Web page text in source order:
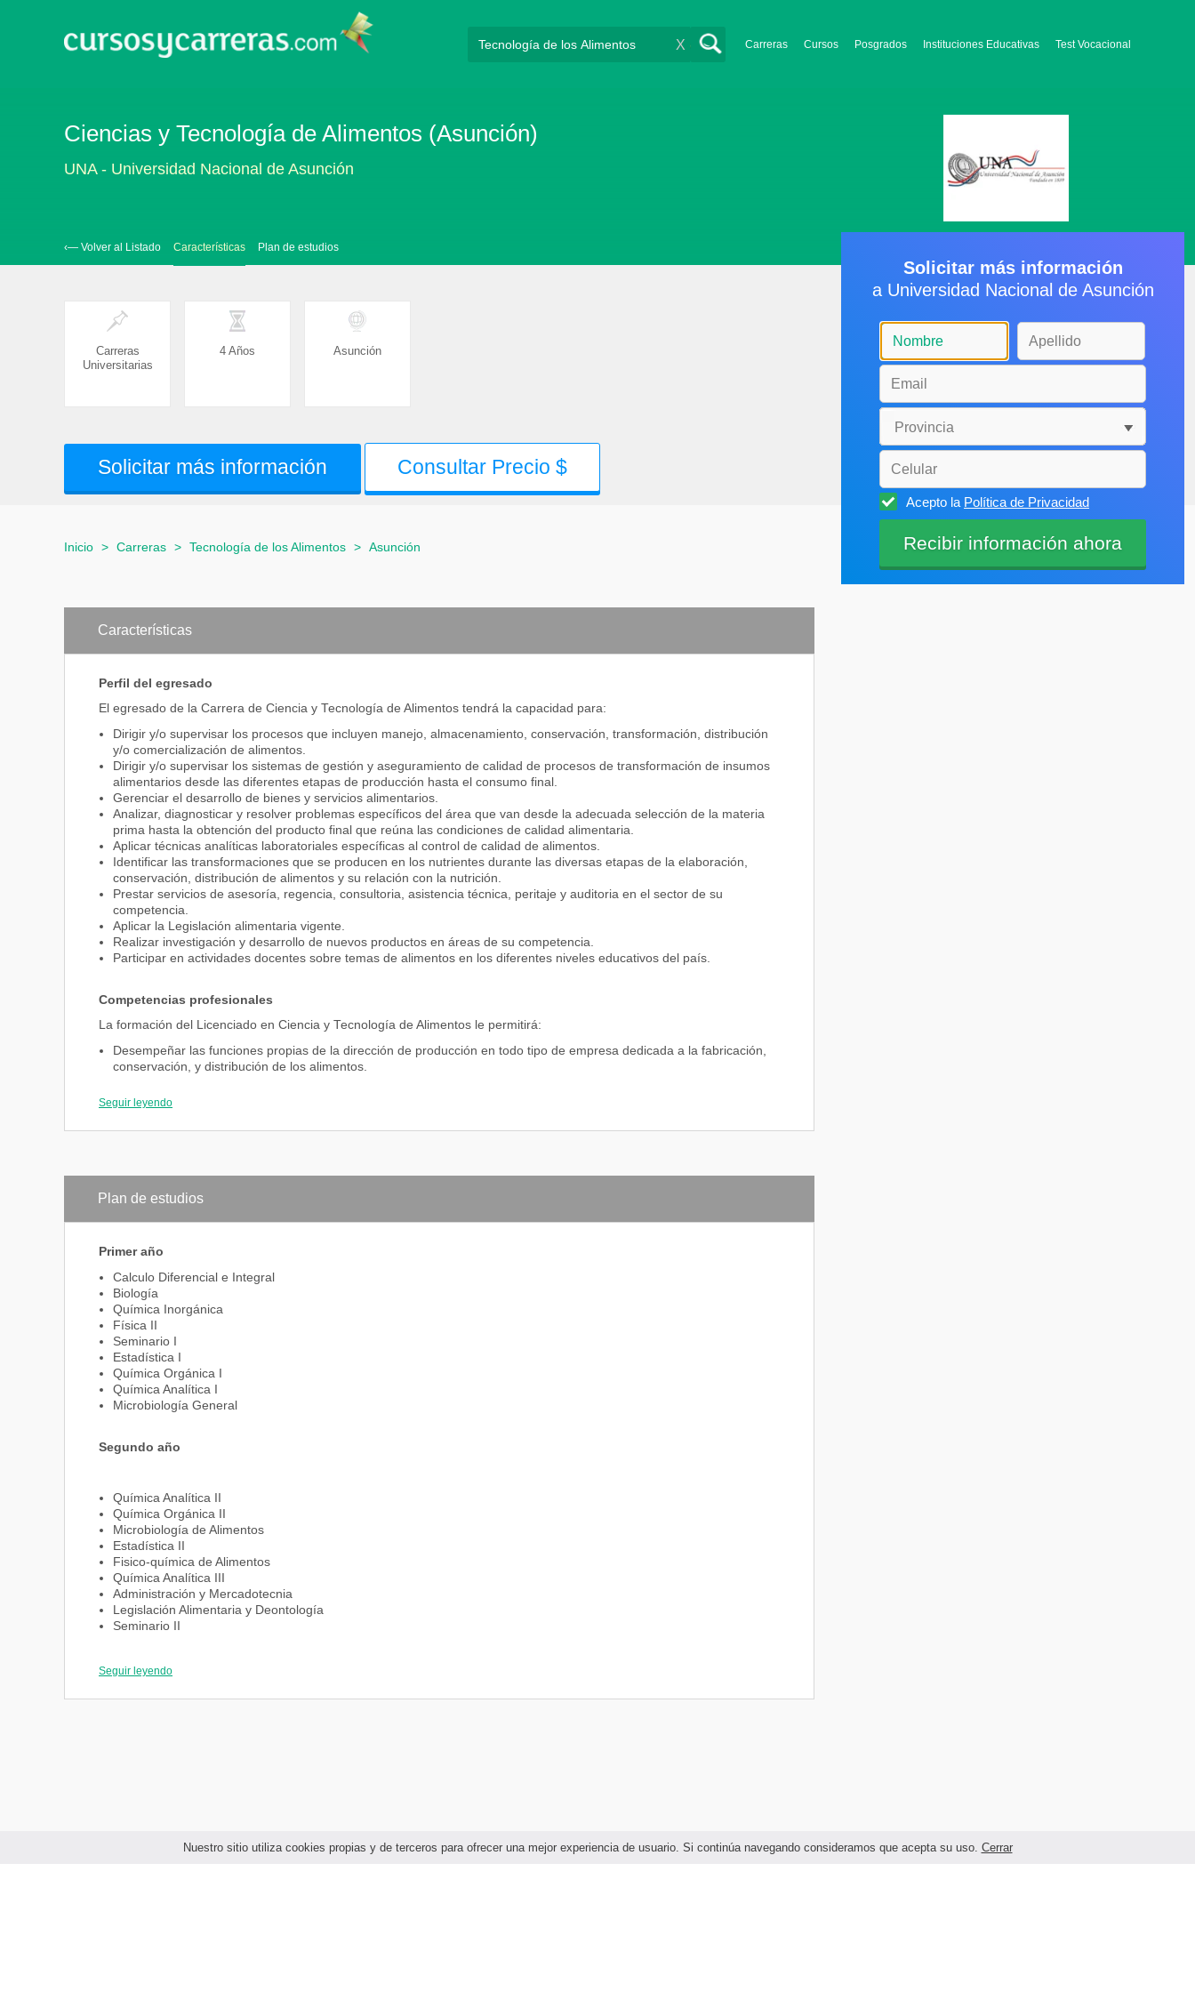
Nuestro sitio utiliza cookies propias y de terceros para ofrecer una mejor experiencia de usuario. Si continúa navegando consideramos que acepta su uso. Cerrar
Carreras Cursos Posgrados Instituciones Educativas Test Vocacional
X
Ciencias y Tecnología de Alimentos (Asunción)
UNA - Universidad Nacional de Asunción
‹— Volver al Listado Características Plan de estudios
Carreras
Universitarias
4 Años Asunción
Solicitar más información Consultar Precio $
Inicio > Carreras > Tecnología de los Alimentos > Asunción
Características
Perfil del egresado
El egresado de la Carrera de Ciencia y Tecnología de Alimentos tendrá la capacidad para:
Dirigir y/o supervisar los procesos que incluyen manejo, almacenamiento, conservación, transformación, distribución
y/o comercialización de alimentos.
Dirigir y/o supervisar los sistemas de gestión y aseguramiento de calidad de procesos de transformación de insumos
alimentarios desde las diferentes etapas de producción hasta el consumo final.
Gerenciar el desarrollo de bienes y servicios alimentarios.
Analizar, diagnosticar y resolver problemas específicos del área que van desde la adecuada selección de la materia
prima hasta la obtención del producto final que reúna las condiciones de calidad alimentaria.
Aplicar técnicas analíticas laboratoriales específicas al control de calidad de alimentos.
Identificar las transformaciones que se producen en los nutrientes durante las diversas etapas de la elaboración,
conservación, distribución de alimentos y su relación con la nutrición.
Prestar servicios de asesoría, regencia, consultoria, asistencia técnica, peritaje y auditoria en el sector de su
competencia.
Aplicar la Legislación alimentaria vigente.
Realizar investigación y desarrollo de nuevos productos en áreas de su competencia.
Participar en actividades docentes sobre temas de alimentos en los diferentes niveles educativos del país.
Competencias profesionales
La formación del Licenciado en Ciencia y Tecnología de Alimentos le permitirá:
Desempeñar las funciones propias de la dirección de producción en todo tipo de empresa dedicada a la fabricación,
conservación, y distribución de los alimentos.
o mejore su valor nutritivo, no ofrezca riesgos sanitarios, atraiga por sus propiedades organolépticas al consumidor.
producto final.
Planificar y ejecutar actividades en materias relacionadas con la Ciencia y Tecnología de Alimentos.
Asesorar en materia legislativa en temas relacionados con los alimentos.
relacionados a la Ciencia y Tecnología de Alimentos.
Ejercer la docencia en áreas de su competencia.
Seguir leyendo
Plan de estudios
Primer año
Calculo Diferencial e Integral
Biología
Química Inorgánica
Física II
Seminario I
Estadística I
Química Orgánica I
Química Analítica I
Microbiología General
Segundo año
Química Analítica II
Química Orgánica II
Microbiología de Alimentos
Estadística II
Fisico-química de Alimentos
Química Analítica III
Administración y Mercadotecnia
Legislación Alimentaria y Deontología
Seminario II
Introducción a la Ingeniería de Alimentos II
Seguir leyendo
Solicitar más información
a Universidad Nacional de Asunción
Acepto la Política de Privacidad